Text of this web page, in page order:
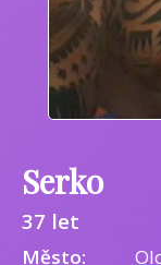
Serko
37 let
Město: